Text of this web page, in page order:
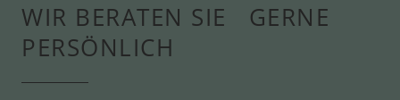
WIR BERATEN SIE GERNE
PERSÖNLICH